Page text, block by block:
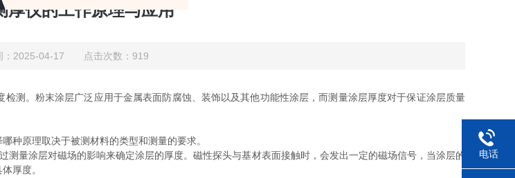
厚仪的工作原理与应用
：2025-04-17 点击次数：919
。粉末涂层广泛应用于金属表面防腐蚀、装饰以及其他功能性涂层，而测量涂层厚度对于保证涂层质量
种原理取决于被测材料的类型和测量的要求。
涂层对磁场的影响来确定涂层的厚度。磁性探头与基材表面接触时，会发出一定的磁场信号，当涂层的
厚度。
电话